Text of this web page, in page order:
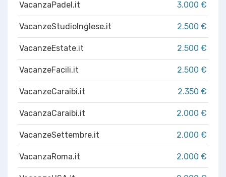
VacanzaPadel.it 3.000 €
VacanzeStudioInglese.it 2.500 €
VacanzeEstate.it 2.500 €
VacanzeFacili.it 2.500 €
VacanzeCaraibi.it 2.350 €
VacanzaCaraibi.it 2.000 €
VacanzeSettembre.it 2.000 €
VacanzaRoma.it 2.000 €